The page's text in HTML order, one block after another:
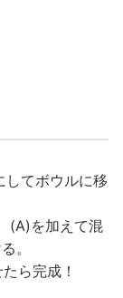
してボウルに移
(A)を加えて混
。
ら完成！